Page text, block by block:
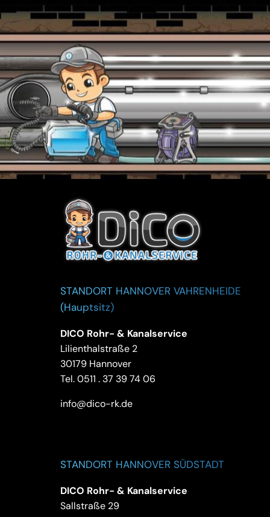
STANDORT HANNOVER VAHRENHEIDE
(Hauptsitz)
DICO Rohr- & Kanalservice
Lilienthalstraße 2
30179 Hannover
Tel.0511 . 37 39 74 06
info@dico-rk.de
STANDORT HANNOVER SÜDSTADT
DICO Rohr- & Kanalservice
Sallstraße 29